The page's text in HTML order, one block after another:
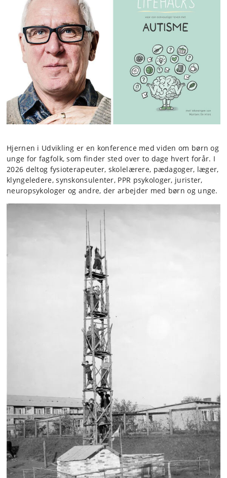
Hjernen i Udvikling er en konference med viden om børn og
unge for fagfolk, som finder sted over to dage hvert forår. I
2026 deltog fysioterapeuter, skolelærere, pædagoger, læger,
klyngeledere, synskonsulenter, PPR psykologer, jurister,
neuropsykologer og andre, der arbejder med børn og unge.